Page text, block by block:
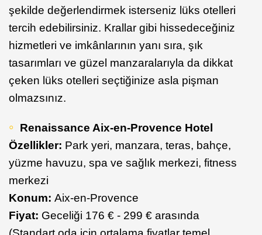
şekilde değerlendirmek isterseniz lüks otelleri
tercih edebilirsiniz. Krallar gibi hissedeceğiniz
hizmetleri ve imkânlarının yanı sıra, şık
tasarımları ve güzel manzaralarıyla da dikkat
çeken lüks otelleri seçtiğinize asla pişman
olmazsınız.
Renaissance Aix-en-Provence Hotel
Özellikler: Park yeri, manzara, teras, bahçe,
yüzme havuzu, spa ve sağlık merkezi, fitness
merkezi
Konum: Aix-en-Provence
Fiyat: Geceliği 176 € - 299 € arasında